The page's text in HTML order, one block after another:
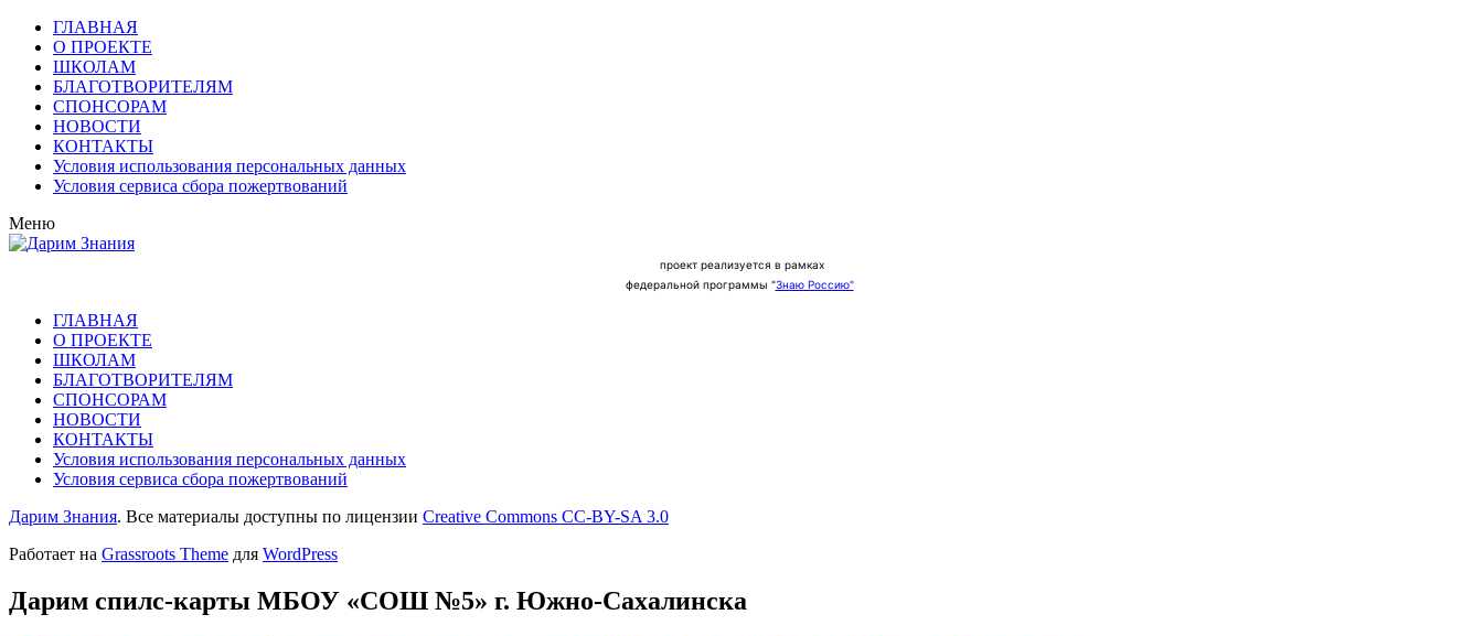
ГЛАВНАЯ
О ПРОЕКТЕ
ШКОЛАМ
БЛАГОТВОРИТЕЛЯМ
СПОНСОРАМ
НОВОСТИ
КОНТАКТЫ
Условия использования персональных данных
Условия сервиса сбора пожертвований
Меню
проект реализуется в рамках
федеральной программы "Знаю Россию"
ГЛАВНАЯ
О ПРОЕКТЕ
ШКОЛАМ
БЛАГОТВОРИТЕЛЯМ
СПОНСОРАМ
НОВОСТИ
КОНТАКТЫ
Условия использования персональных данных
Условия сервиса сбора пожертвований
Дарим Знания. Все материалы доступны по лицензии Creative Commons СС-BY-SA 3.0
Работает на Grassroots Theme для WordPress
Дарим спилс-карты МБОУ «СОШ №5» г. Южно-Сахалинска